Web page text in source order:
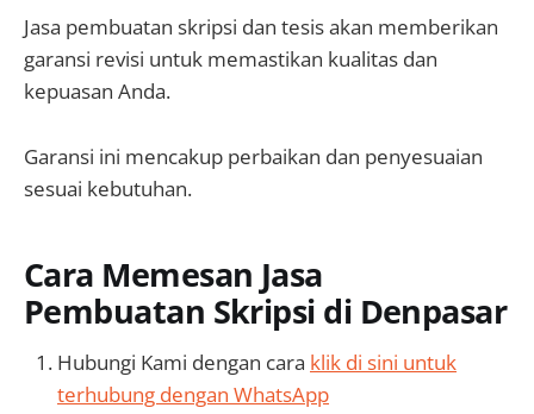
Jasa pembuatan skripsi dan tesis akan memberikan
garansi revisi untuk memastikan kualitas dan
kepuasan Anda.
Garansi ini mencakup perbaikan dan penyesuaian
sesuai kebutuhan.
Cara Memesan Jasa
Pembuatan Skripsi di Denpasar
Hubungi Kami dengan cara klik di sini untuk
terhubung dengan WhatsApp